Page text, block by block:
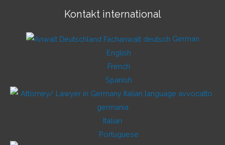
Kontakt international
German
English
French
Spanish